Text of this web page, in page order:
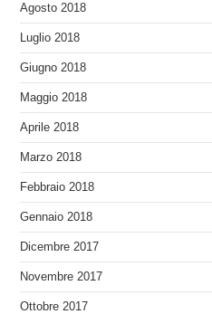
Agosto 2018
Luglio 2018
Giugno 2018
Maggio 2018
Aprile 2018
Marzo 2018
Febbraio 2018
Gennaio 2018
Dicembre 2017
Novembre 2017
Ottobre 2017